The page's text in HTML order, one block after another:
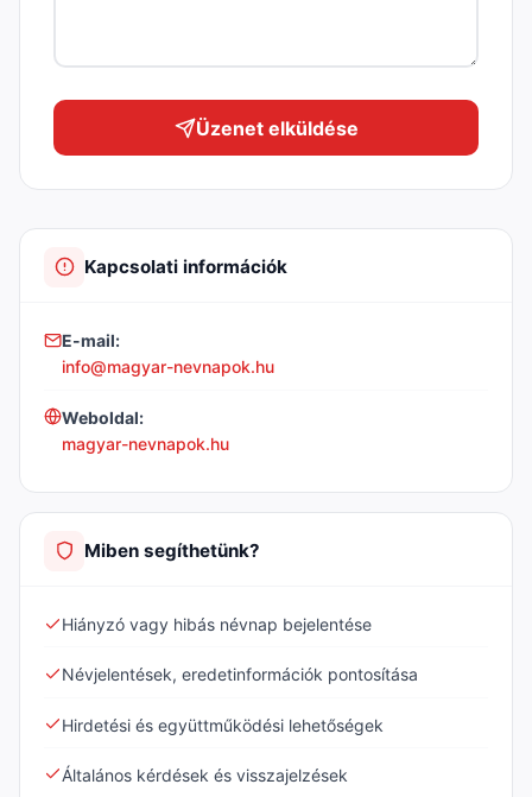
Üzenet elküldése
Kapcsolati információk
E-mail:
info@magyar-nevnapok.hu
Weboldal:
magyar-nevnapok.hu
Miben segíthetünk?
Hiányzó vagy hibás névnap bejelentése
Névjelentések, eredetinformációk pontosítása
Hirdetési és együttműködési lehetőségek
Általános kérdések és visszajelzések